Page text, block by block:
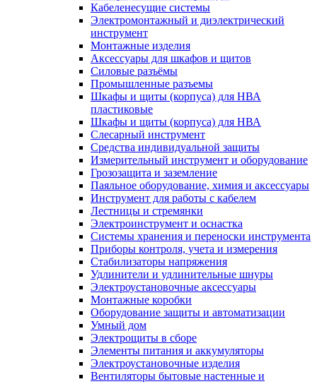
Кабеленесущие системы
Электромонтажный и диэлектрический
инструмент
Монтажные изделия
Аксессуары для шкафов и щитов
Силовые разъёмы
Промышленные разъемы
Шкафы и щиты (корпуса) для НВА
пластиковые
Шкафы и щиты (корпуса) для НВА
Слесарный инструмент
Средства индивидуальной защиты
Измерительный инструмент и оборудование
Грозозащита и заземление
Паяльное оборудование, химия и аксессуары
Инструмент для работы с кабелем
Лестницы и стремянки
Электроинструмент и оснастка
Системы хранения и переноски инструмента
Приборы контроля, учета и измерения
Стабилизаторы напряжения
Удлинители и удлинительные шнуры
Электроустановочные аксессуары
Монтажные коробки
Оборудование защиты и автоматизации
Умный дом
Электрощиты в сборе
Элементы питания и аккумуляторы
Электроустановочные изделия
Вентиляторы бытовые настенные и